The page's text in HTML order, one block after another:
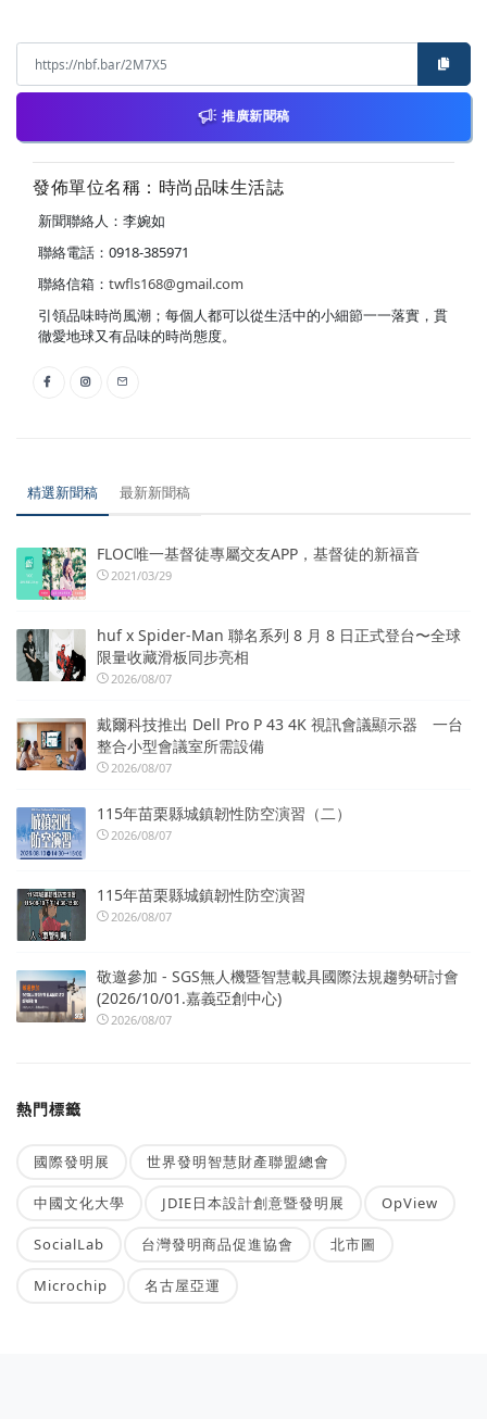
推廣新聞稿
發佈單位名稱：時尚品味生活誌
新聞聯絡人：李婉如
聯絡電話：0918-385971
聯絡信箱： twfls168@gmail.com
引領品味時尚風潮；每個人都可以從生活中的小細節一一落實，貫
徹愛地球又有品味的時尚態度。
精選新聞稿 最新新聞稿
FLOC唯一基督徒專屬交友APP，基督徒的新福音
2021/03/29
huf x Spider-Man 聯名系列 8 月 8 日正式登台〜全球
限量收藏滑板同步亮相
2026/08/07
戴爾科技推出 Dell Pro P 43 4K 視訊會議顯示器 一台
整合小型會議室所需設備
2026/08/07
115年苗栗縣城鎮韌性防空演習（二）
2026/08/07
115年苗栗縣城鎮韌性防空演習
2026/08/07
敬邀參加 - SGS無人機暨智慧載具國際法規趨勢研討會
(2026/10/01.嘉義亞創中心)
2026/08/07
熱門標籤
國際發明展 世界發明智慧財產聯盟總會
中國文化大學 JDIE日本設計創意暨發明展 OpView
SocialLab 台灣發明商品促進協會 北市圖
Microchip 名古屋亞運